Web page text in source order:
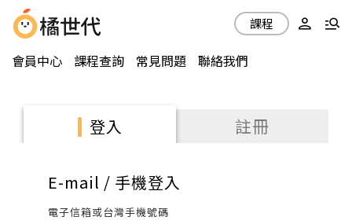
會員中心 課程查詢 常見問題 聯絡我們
課程
登入 註冊
E-mail / 手機登入
電子信箱或台灣手機號碼